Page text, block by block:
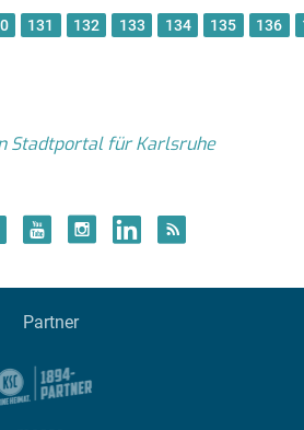
131 132 133 134 135 136
Stadtportal für Karlsruhe
Partner